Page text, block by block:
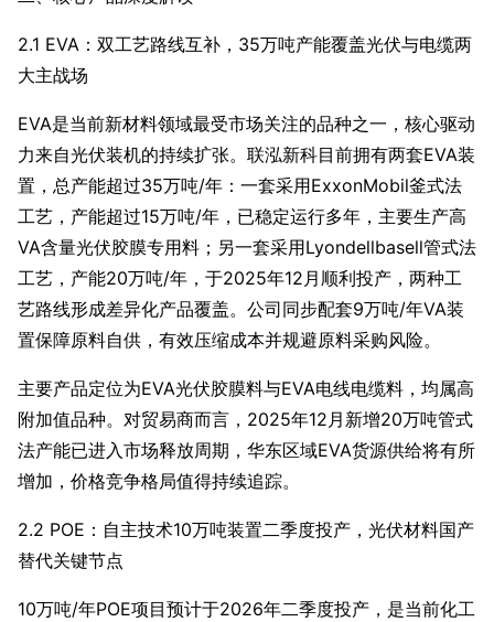
2.1 EVA：双工艺路线互补，35万吨产能覆盖光伏与电缆两
大主战场
EVA是当前新材料领域最受市场关注的品种之一，核心驱动
力来自光伏装机的持续扩张。联泓新科目前拥有两套EVA装
置，总产能超过35万吨/年：一套采用ExxonMobil釜式法
工艺，产能超过15万吨/年，已稳定运行多年，主要生产高
VA含量光伏胶膜专用料；另一套采用Lyondellbasell管式法
工艺，产能20万吨/年，于2025年12月顺利投产，两种工
艺路线形成差异化产品覆盖。公司同步配套9万吨/年VA装
置保障原料自供，有效压缩成本并规避原料采购风险。
主要产品定位为EVA光伏胶膜料与EVA电线电缆料，均属高
附加值品种。对贸易商而言，2025年12月新增20万吨管式
法产能已进入市场释放周期，华东区域EVA货源供给将有所
增加，价格竞争格局值得持续追踪。
2.2 POE：自主技术10万吨装置二季度投产，光伏材料国产
替代关键节点
10万吨/年POE项目预计于2026年二季度投产，是当前化工